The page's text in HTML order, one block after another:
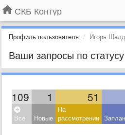
СКБ Контур
Профиль пользователя Игорь
Ваши запросы по статусу
109 1 51
Все Новые
На
рассмотрении